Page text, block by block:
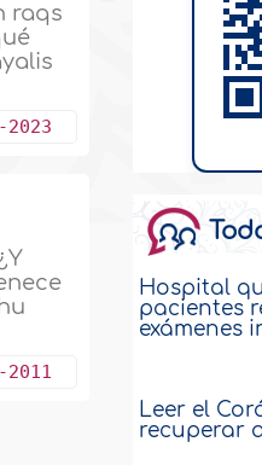
raqs
Hospital
pacientes
exámenes
Leer el
recuperar